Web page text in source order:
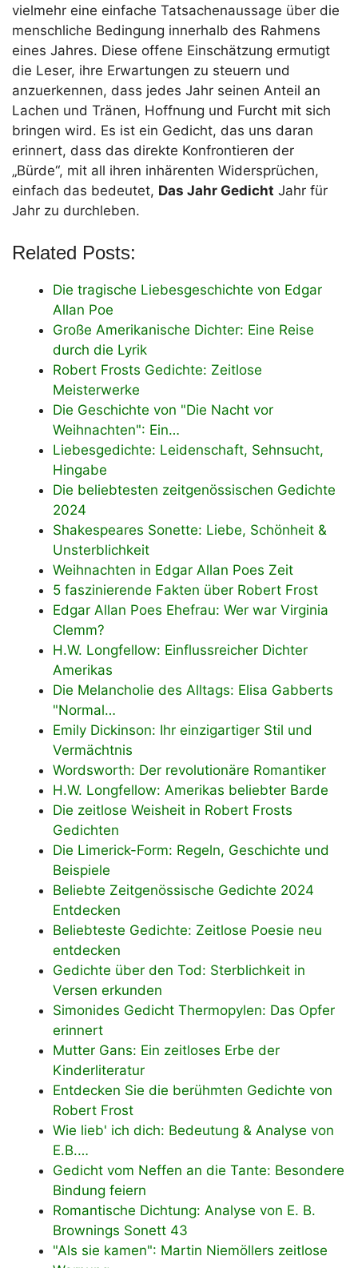
vielmehr eine einfache Tatsachenaussage über die
menschliche Bedingung innerhalb des Rahmens
eines Jahres. Diese offene Einschätzung ermutigt
die Leser, ihre Erwartungen zu steuern und
anzuerkennen, dass jedes Jahr seinen Anteil an
Lachen und Tränen, Hoffnung und Furcht mit sich
bringen wird. Es ist ein Gedicht, das uns daran
erinnert, dass das direkte Konfrontieren der
„Bürde“, mit all ihren inhärenten Widersprüchen,
einfach das bedeutet, Das Jahr Gedicht Jahr für
Jahr zu durchleben.
Related Posts:
Die tragische Liebesgeschichte von Edgar
Allan Poe
Große Amerikanische Dichter: Eine Reise
durch die Lyrik
Robert Frosts Gedichte: Zeitlose
Meisterwerke
Die Geschichte von "Die Nacht vor
Weihnachten": Ein…
Liebesgedichte: Leidenschaft, Sehnsucht,
Hingabe
Die beliebtesten zeitgenössischen Gedichte
2024
Shakespeares Sonette: Liebe, Schönheit &
Unsterblichkeit
Weihnachten in Edgar Allan Poes Zeit
5 faszinierende Fakten über Robert Frost
Edgar Allan Poes Ehefrau: Wer war Virginia
Clemm?
H.W. Longfellow: Einflussreicher Dichter
Amerikas
Die Melancholie des Alltags: Elisa Gabberts
"Normal…
Emily Dickinson: Ihr einzigartiger Stil und
Vermächtnis
Wordsworth: Der revolutionäre Romantiker
H.W. Longfellow: Amerikas beliebter Barde
Die zeitlose Weisheit in Robert Frosts
Gedichten
Die Limerick-Form: Regeln, Geschichte und
Beispiele
Beliebte Zeitgenössische Gedichte 2024
Entdecken
Beliebteste Gedichte: Zeitlose Poesie neu
entdecken
Gedichte über den Tod: Sterblichkeit in
Versen erkunden
Simonides Gedicht Thermopylen: Das Opfer
erinnert
Mutter Gans: Ein zeitloses Erbe der
Kinderliteratur
Entdecken Sie die berühmten Gedichte von
Robert Frost
Wie lieb' ich dich: Bedeutung & Analyse von
E.B.…
Gedicht vom Neffen an die Tante: Besondere
Bindung feiern
Romantische Dichtung: Analyse von E. B.
Brownings Sonett 43
"Als sie kamen": Martin Niemöllers zeitlose